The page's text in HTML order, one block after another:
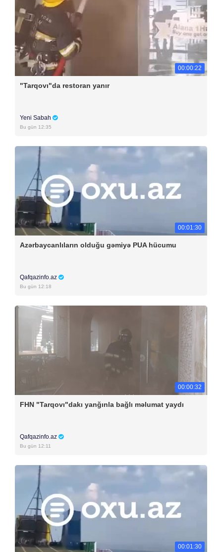
00:00:22
"Tarqovı"da restoran yanır
Yeni Sabah
Bu gün 12:35
00:01:30
Azərbaycanlıların olduğu gəmiyə PUA hücumu
Qafqazinfo.az
Bu gün 12:18
00:00:32
FHN "Tarqovı"dakı yanğınla bağlı məlumat yaydı
Qafqazinfo.az
Bu gün 12:11
00:01:30